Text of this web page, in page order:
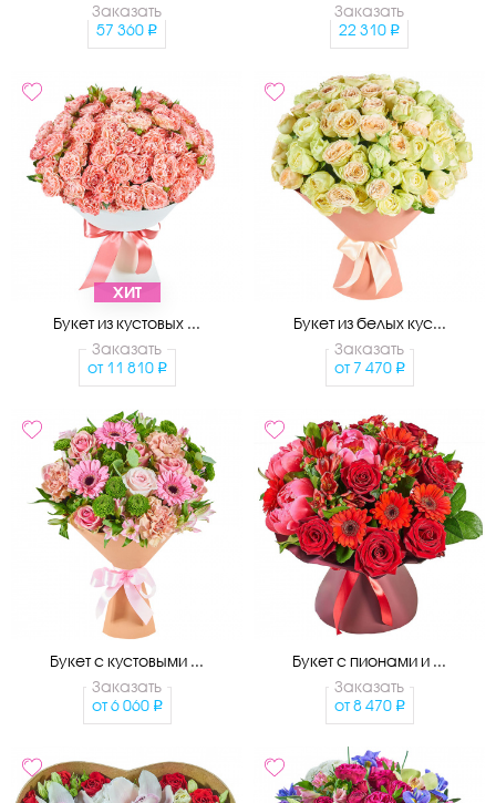
Заказать
57 360
Заказать
22 310
ХИТ
Букет из кустовых ...
Заказать
от 11 810
Букет из белых кус...
Заказать
от 7 470
Букет с кустовыми ...
Заказать
от 6 060
Букет с пионами и ...
Заказать
от 8 470